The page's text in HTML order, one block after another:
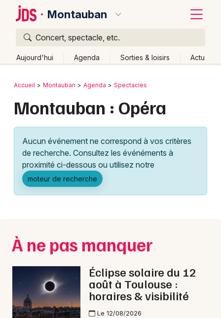
Montauban
Concert, spectacle, etc.
Aujourd'hui Agenda Sorties & loisirs Actu
Publier un événement
Grands événements
Activité & Expérience
Manifestations
Spectacles
Concerts
Sports
Soirées
Bordeaux
Lille
Lyon
Marseille
Nantes
Nice
Paris
Strasbourg
Retour
Accueil Montauban Agenda Spectacles
Montauban : Opéra
Aucun événement ne correspond à vos critères
de recherche. Consultez les événéments à
proximité ci-dessous ou utilisez notre
moteur de recherche
À ne pas manquer
Éclipse solaire du 12
août à Toulouse :
horaires & visibilité
Le 12/08/2026
Quoi ?
Où ?
Midi-Pyrénées
Partout Près de moi Changer de lieu
Quand ?
Ce week-end